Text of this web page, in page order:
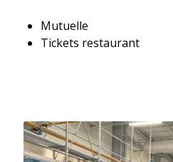
Mutuelle
Tickets restaurant